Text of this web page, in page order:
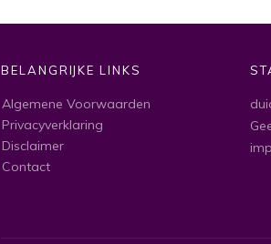
BELANGRIJKE LINKS
Algemene Voorwaarden
Privacyverklaring
Disclaimer
Contact